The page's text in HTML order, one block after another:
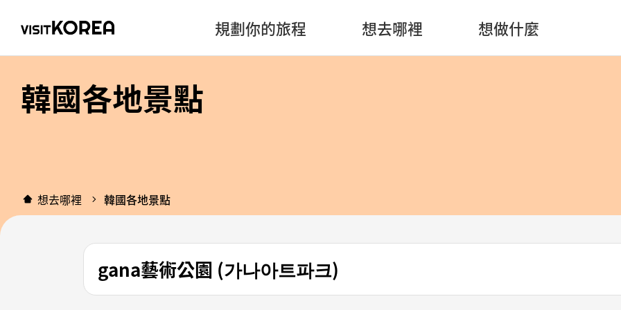
規劃你的旅程 想去哪裡 想做什麼
韓國各地景點
想去哪裡 韓國各地景點
gana藝術公園 (가나아트파크)